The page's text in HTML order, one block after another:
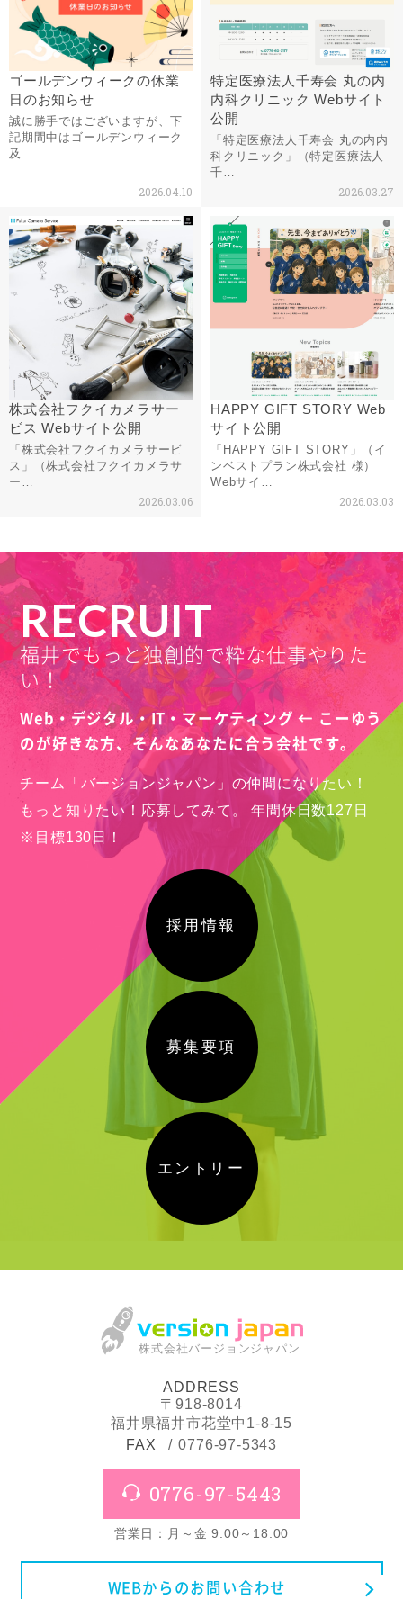
ゴールデンウィークの休業
日のお知らせ
誠に勝手ではございますが、下
記期間中はゴールデンウィーク
及…
2026.04.10
特定医療法人千寿会 丸の内
内科クリニック Webサイト
公開
「特定医療法人千寿会 丸の内内
科クリニック」（特定医療法人
千…
2026.03.27
株式会社フクイカメラサー
ビス Webサイト公開
「株式会社フクイカメラサービ
ス」（株式会社フクイカメラサ
ー…
2026.03.06
HAPPY GIFT STORY Web
サイト公開
「HAPPY GIFT STORY」（イ
ンベストプラン株式会社 様）
Webサイ…
2026.03.03
RECRUIT
福井でもっと独創的で粋な仕事やりた
い！
Web・デジタル・IT・マーケティング ← こーゆう
のが好きな方、そんなあなたに合う会社です。
チーム「バージョンジャパン」の仲間になりたい！
もっと知りたい！応募してみて。
年間休日数127日
※目標130日！
採用情報
募集要項
エントリー
株式会社バージョンジャパン
ADDRESS
〒918-8014
福井県福井市花堂中1-8-15
FAX
0776-97-5343
0776-97-5443
営業日：月～金 9:00～18:00
WEBからのお問い合わせ